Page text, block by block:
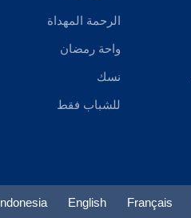
الرحمة المهداة
واحة رمضان
نسك
للشباب فقط
Français
English
Indonesia